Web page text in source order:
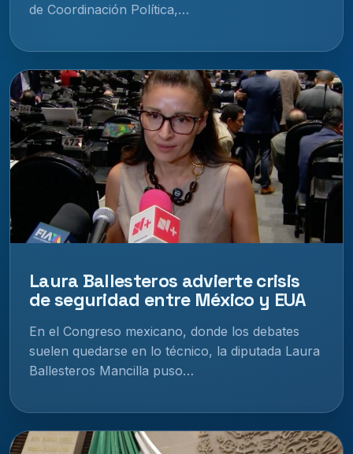
de Coordinación Política,…
Laura Ballesteros advierte crisis
de seguridad entre México y EUA
En el Congreso mexicano, donde los debates
suelen quedarse en lo técnico, la diputada Laura
Ballesteros Mancilla puso…